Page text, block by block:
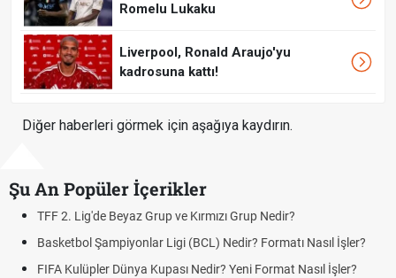
Romelu Lukaku
Liverpool, Ronald Araujo'yu
kadrosuna kattı!
Diğer haberleri görmek için aşağıya kaydırın.
Şu An Popüler İçerikler
TFF 2. Lig'de Beyaz Grup ve Kırmızı Grup Nedir?
Basketbol Şampiyonlar Ligi (BCL) Nedir? Formatı Nasıl İşler?
FIFA Kulüpler Dünya Kupası Nedir? Yeni Format Nasıl İşler?